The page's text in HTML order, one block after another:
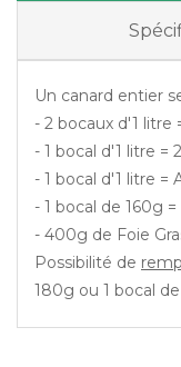
Un canard entier
- 2 bocaux d'1 litre
- 1 bocal d'1 litre =
- 1 bocal d'1 litre =
- 1 bocal de 160g
- 400g de Foie
Possibilité de
180g ou 1 bocal